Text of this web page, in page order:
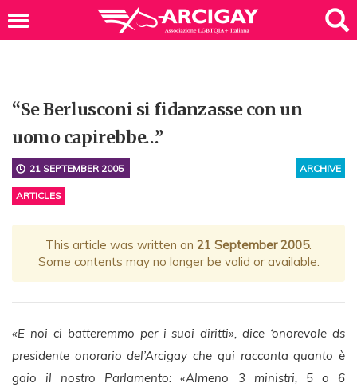
“Se Berlusconi si fidanzasse con un
uomo capirebbe…”
ARCHIVE
21 SEPTEMBER 2005
ARTICLES
This article was written on 21 September 2005.
Some contents may no longer be valid or available.
«E noi ci batteremmo per i suoi diritti», dice ‘onorevole ds
presidente onorario del’Arcigay che qui racconta quanto è
gaio il nostro Parlamento: «Almeno 3 ministri, 5 o 6